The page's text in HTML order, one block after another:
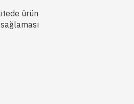
ürün